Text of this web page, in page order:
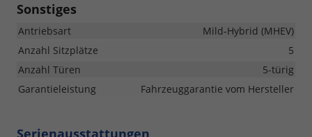
Sonstiges
Antriebsart
Mild-Hybrid (MHEV)
Anzahl Sitzplätze
5
Anzahl Türen
5-türig
Garantieleistung
Fahrzeuggarantie vom Hersteller
Serienausstattungen